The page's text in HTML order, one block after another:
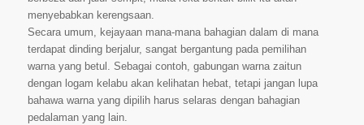
menyebabkan kerengsaan.
Secara umum, kejayaan mana-mana bahagian dalam di mana
terdapat dinding berjalur, sangat bergantung pada pemilihan
warna yang betul. Sebagai contoh, gabungan warna zaitun
dengan logam kelabu akan kelihatan hebat, tetapi jangan lupa
bahawa warna yang dipilih harus selaras dengan bahagian
pedalaman yang lain.